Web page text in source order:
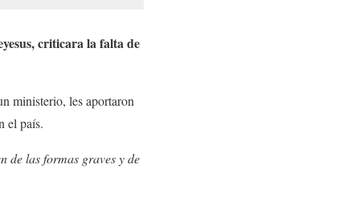
criticara la falta de
ministerio, les aportaron
el país.
de las formas graves y de